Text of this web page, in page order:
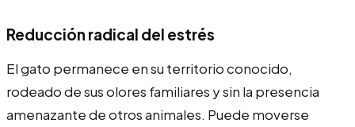
Reducción radical del estrés
El gato permanece en su territorio conocido,
rodeado de sus olores familiares y sin la presencia
amenazante de otros animales. Puede moverse